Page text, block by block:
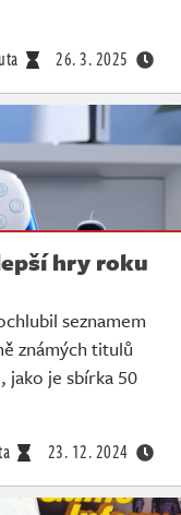
26. 3. 2025
hry roku
seznamem
známých titulů
jako je sbírka 50
23. 12. 2024